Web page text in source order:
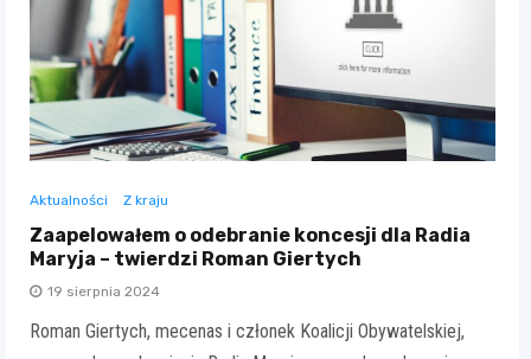
Aktualności Z kraju
Zaapelowałem o odebranie koncesji dla Radia
Maryja – twierdzi Roman Giertych
19 sierpnia 2024
Roman Giertych, mecenas i członek Koalicji Obywatelskiej,